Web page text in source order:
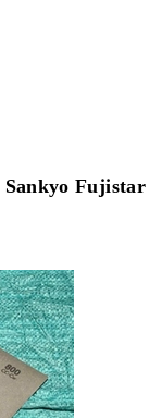
Sankyo Fujistar